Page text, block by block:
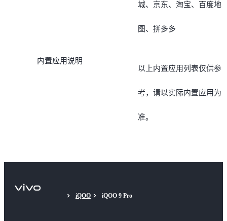
城、京东、淘宝、百度地
图、拼多多
内置应用说明
以上内置应用列表仅供参
考，请以实际内置应用为
准。
iQOO iQOO 9 Pro